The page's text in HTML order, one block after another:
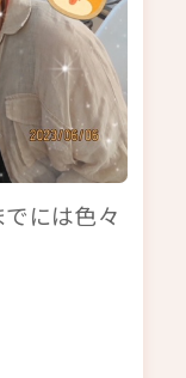
でには色々